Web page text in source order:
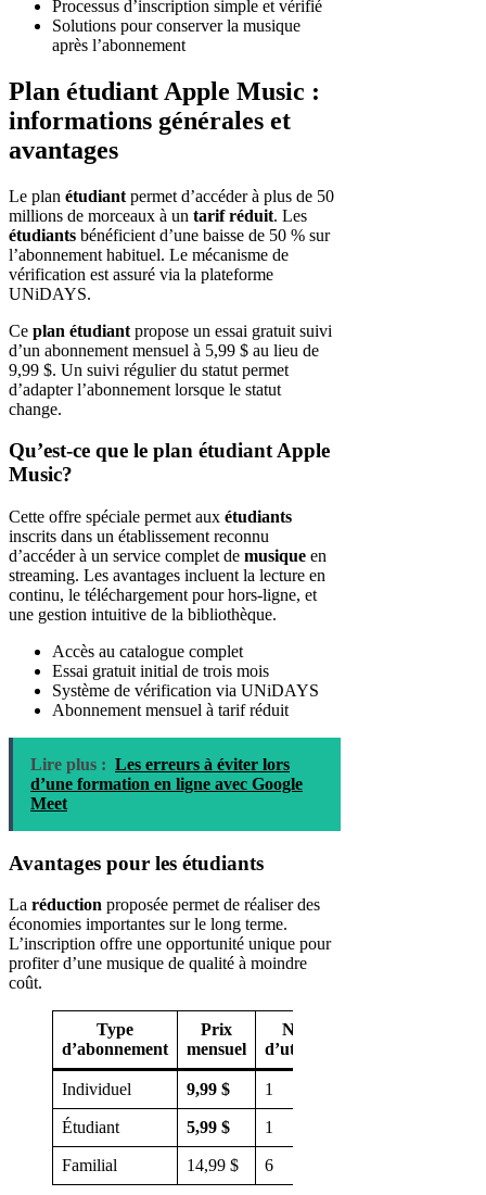
Processus d’inscription simple et vérifié
Solutions pour conserver la musique
après l’abonnement
Plan étudiant Apple Music :
informations générales et
avantages
Le plan étudiant permet d’accéder à plus de 50
millions de morceaux à un tarif réduit. Les
étudiants bénéficient d’une baisse de 50 % sur
l’abonnement habituel. Le mécanisme de
vérification est assuré via la plateforme
UNiDAYS.
Ce plan étudiant propose un essai gratuit suivi
d’un abonnement mensuel à 5,99 $ au lieu de
9,99 $. Un suivi régulier du statut permet
d’adapter l’abonnement lorsque le statut
change.
Qu’est-ce que le plan étudiant Apple
Music?
Cette offre spéciale permet aux étudiants
inscrits dans un établissement reconnu
d’accéder à un service complet de musique en
streaming. Les avantages incluent la lecture en
continu, le téléchargement pour hors-ligne, et
une gestion intuitive de la bibliothèque.
Accès au catalogue complet
Essai gratuit initial de trois mois
Système de vérification via UNiDAYS
Abonnement mensuel à tarif réduit
Lire plus : Les erreurs à éviter lors
d’une formation en ligne avec Google
Meet
Avantages pour les étudiants
La réduction proposée permet de réaliser des
économies importantes sur le long terme.
L’inscription offre une opportunité unique pour
profiter d’une musique de qualité à moindre
coût.
Type
d’abonnement
Prix
mensuel
Nombre
d’utilisateurs
Individuel 9,99 $ 1
Étudiant 5,99 $ 1
Familial 14,99 $ 6